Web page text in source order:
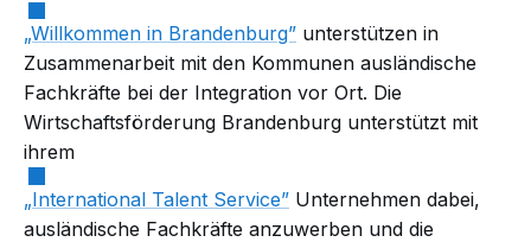
„Willkommen in Brandenburg” unterstützen in
Zusammenarbeit mit den Kommunen ausländische
Fachkräfte bei der Integration vor Ort. Die
Wirtschaftsförderung Brandenburg unterstützt mit
ihrem
„International Talent Service” Unternehmen dabei,
ausländische Fachkräfte anzuwerben und die